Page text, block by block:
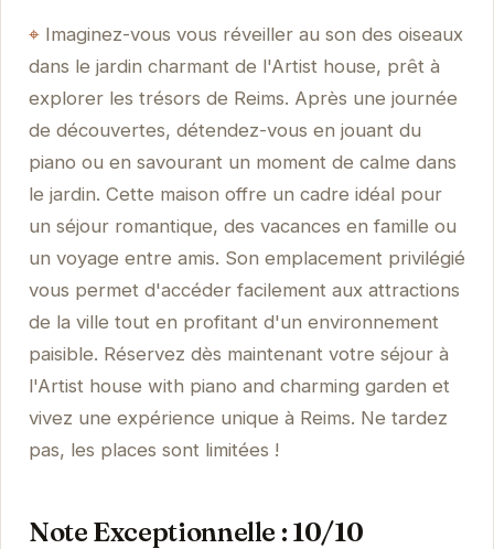
Imaginez-vous vous réveiller au son des oiseaux
dans le jardin charmant de l'Artist house, prêt à
explorer les trésors de Reims. Après une journée
de découvertes, détendez-vous en jouant du
piano ou en savourant un moment de calme dans
le jardin. Cette maison offre un cadre idéal pour
un séjour romantique, des vacances en famille ou
un voyage entre amis. Son emplacement privilégié
vous permet d'accéder facilement aux attractions
de la ville tout en profitant d'un environnement
paisible. Réservez dès maintenant votre séjour à
l'Artist house with piano and charming garden et
vivez une expérience unique à Reims. Ne tardez
pas, les places sont limitées !
Note Exceptionnelle : 10/10